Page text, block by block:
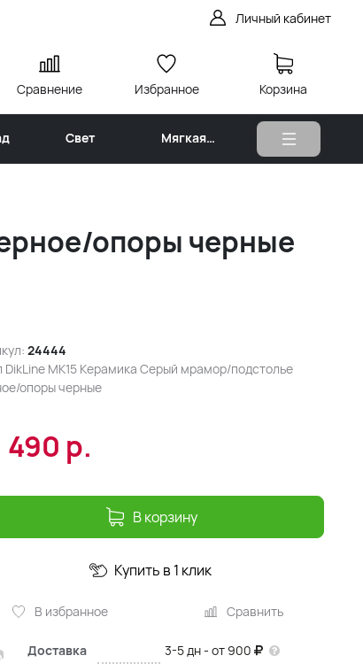
Личный кабинет
Сравнение Избранное Корзина
Свет
Мягкая
опоры черные
24444
DikLine MK15 Керамика Серый мрамор/подстолье
опоры черные
490 р.
В корзину
В избранное Сравнить
Купить в 1 клик
Доставка 3-5 дн - от 900